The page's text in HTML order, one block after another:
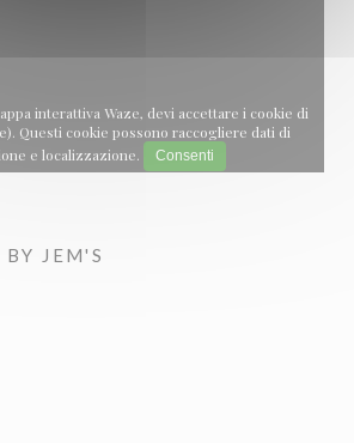
interattiva Waze, devi accettare i cookie di
Questi cookie possono raccogliere dati di
e localizzazione.
Consenti
BY JEM'S